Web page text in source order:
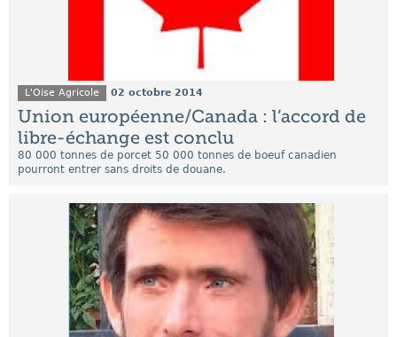
L'Oise Agricole 02 octobre 2014
Union européenne/Canada : l’accord de
libre-échange est conclu
80 000 tonnes de porcet 50 000 tonnes de boeuf canadien
pourront entrer sans droits de douane.